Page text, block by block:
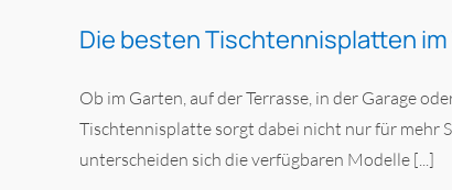
Die besten Tischtennisplatten im
Ob im Garten, auf der Terrasse, in der Garage
Tischtennisplatte sorgt dabei nicht nur für mehr
unterscheiden sich die verfügbaren Modelle [...]